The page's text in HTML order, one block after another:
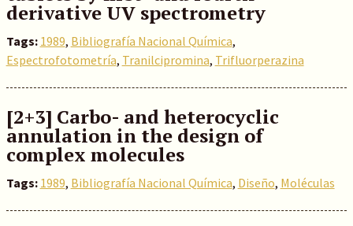
derivative UV spectrometry
Tags: 1989, Bibliografía Nacional Química,
Espectrofotometría, Tranilcipromina, Trifluorperazina
[2+3] Carbo- and heterocyclic
annulation in the design of
complex molecules
Tags: 1989, Bibliografía Nacional Química, Diseño, Moléculas